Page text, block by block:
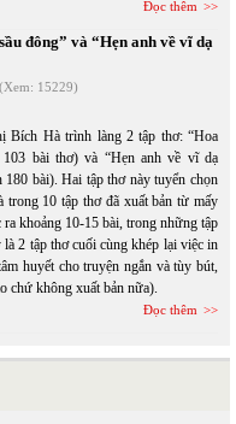
Đọc thêm
đông” và “Hẹn anh về vĩ dạ
(Xem: 15229)
Bích Hà trình làng 2 tập thơ: “Hoa
103 bài thơ) và “Hẹn anh về vĩ dạ
180 bài). Hai tập thơ này tuyển chọn
10 tập thơ đã xuất bản từ mấy
khoảng 10-15 bài, trong những tập
2 tập thơ cuối cùng khép lại việc in
huyết cho truyện ngắn và tùy bút,
chứ không xuất bản nữa).
Đọc thêm